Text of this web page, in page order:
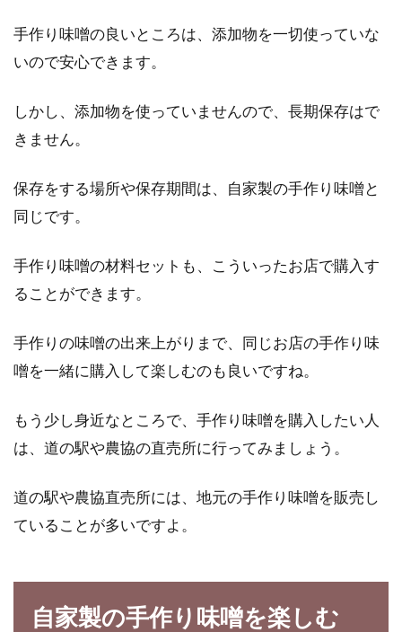
手作り味噌の良いところは、添加物を一切使っていな
いので安心できます。
しかし、添加物を使っていませんので、長期保存はで
きません。
保存をする場所や保存期間は、自家製の手作り味噌と
同じです。
手作り味噌の材料セットも、こういったお店で購入す
ることができます。
手作りの味噌の出来上がりまで、同じお店の手作り味
噌を一緒に購入して楽しむのも良いですね。
もう少し身近なところで、手作り味噌を購入したい人
は、道の駅や農協の直売所に行ってみましょう。
道の駅や農協直売所には、地元の手作り味噌を販売し
ていることが多いですよ。
自家製の手作り味噌を楽しむ